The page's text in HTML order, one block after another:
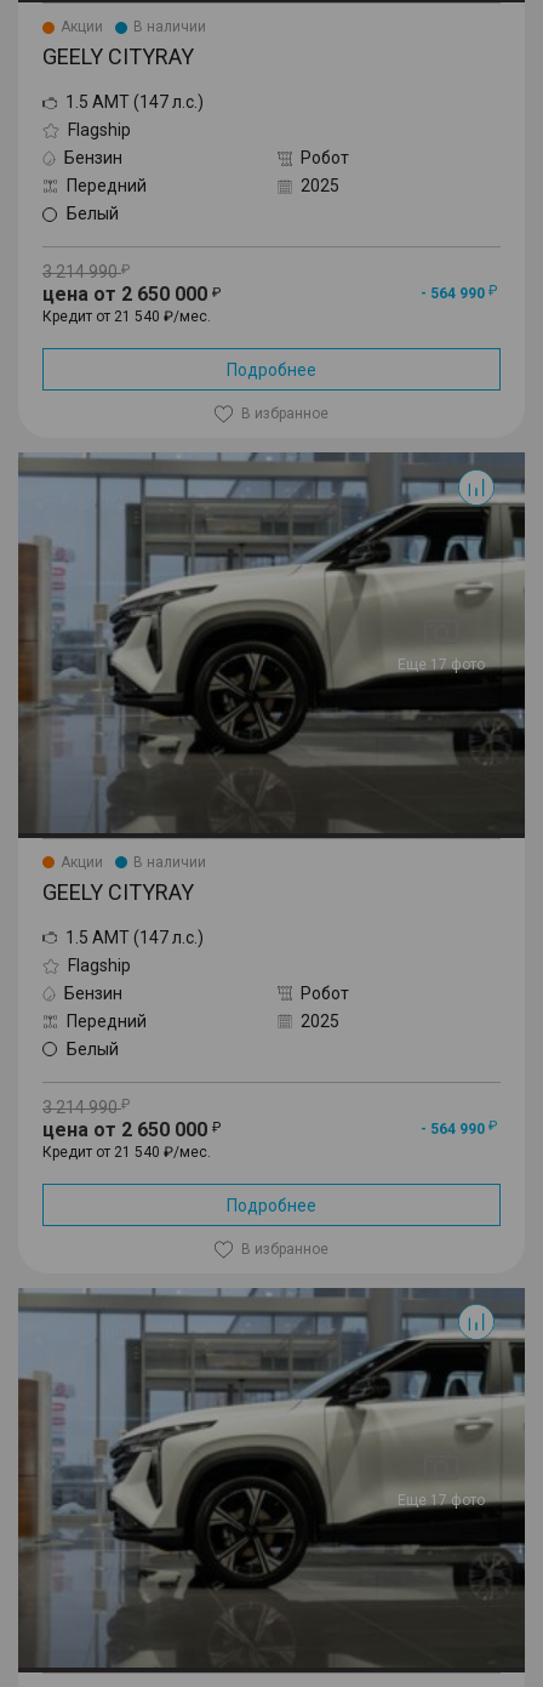
Акции В наличии
GEELY CITYRAY
1.5 AMT (147 л.с.)
Flagship
Бензин
Робот
Передний
2025
Белый
3 214 990
цена от 2 650 000
- 564 990
Кредит от 21 540 ₽/мес.
Подробнее
В избранное
Еще 17 фото
Cityray
Акции В наличии
GEELY CITYRAY
1.5 AMT (147 л.с.)
Flagship
Бензин
Робот
Передний
2025
Белый
3 214 990
цена от 2 650 000
- 564 990
Кредит от 21 540 ₽/мес.
Подробнее
В избранное
Еще 17 фото
Cityray